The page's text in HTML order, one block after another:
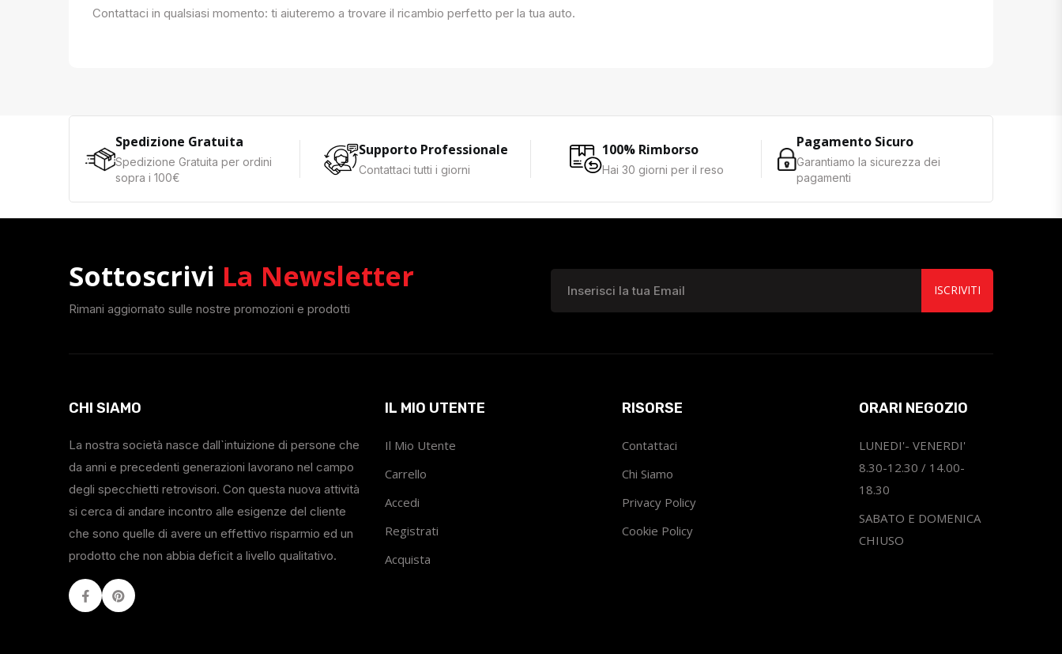
Contattaci in qualsiasi momento: ti aiuteremo a trovare il ricambio perfetto per la tua auto.
Spedizione Gratuita
Spedizione Gratuita per ordini
sopra i 100€
Supporto Professionale
Contattaci tutti i giorni
100% Rimborso
Hai 30 giorni per il reso
Pagamento Sicuro
Garantiamo la sicurezza dei
pagamenti
Sottoscrivi La Newsletter
Rimani aggiornato sulle nostre promozioni e prodotti
ISCRIVITI
CHI SIAMO
La nostra società nasce dall`intuizione di persone che
da anni e precedenti generazioni lavorano nel campo
degli specchietti retrovisori. Con questa nuova attività
si cerca di andare incontro alle esigenze del cliente
che sono quelle di avere un effettivo risparmio ed un
prodotto che non abbia deficit a livello qualitativo.
FacebookYoutube
IL MIO UTENTE
Il Mio Utente
Carrello
Accedi
Registrati
Acquista
RISORSE
Contattaci
Chi Siamo
Privacy Policy
Cookie Policy
ORARI NEGOZIO
LUNEDI'- VENERDI'
8.30-12.30 / 14.00-
18.30
SABATO E DOMENICA
CHIUSO